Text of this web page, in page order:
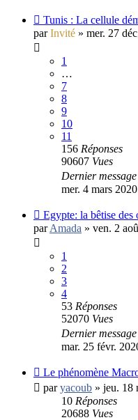
Tunis : La cellule
parInvité » mer. 27
1
…
7
8
9
10
11
156 Réponses
90607 Vues
Dernier message
mer. 4 mars
Egypte: la bêtise des
parAmada » ven. 2
1
2
3
4
53 Réponses
52070 Vues
Dernier message
mar. 25 févr.
Le phénomène
paryacoub » jeu. 18
10 Réponses
20688 Vues